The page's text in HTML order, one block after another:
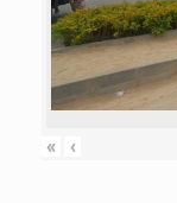
« ‹